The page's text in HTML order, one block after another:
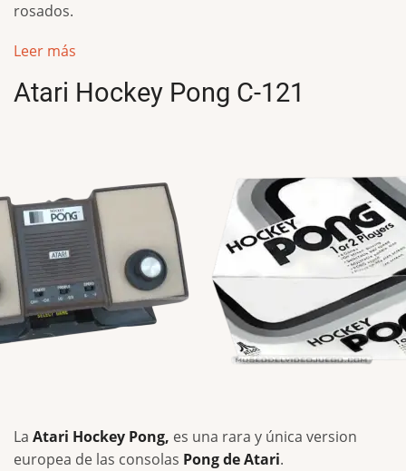
rosados.
Leer más
Atari Hockey Pong C-121
La Atari Hockey Pong, es una rara y única version
europea de las consolas Pong de Atari.